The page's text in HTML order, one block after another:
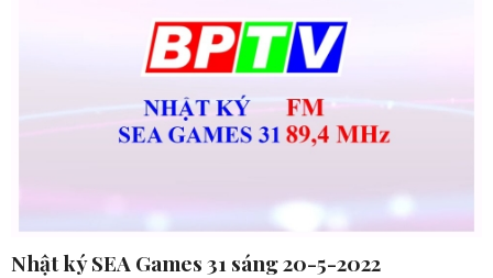
Nhật ký SEA Games 31 sáng 20-5-2022